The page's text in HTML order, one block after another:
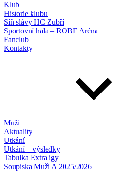
Klub
Historie klubu
Síň slávy HC Zubří
Sportovní hala – ROBE Aréna
Fanclub
Kontakty
Muži
Aktuality
Utkání
Utkání – výsledky
Tabulka Extraligy
Soupiska Muži A 2025/2026